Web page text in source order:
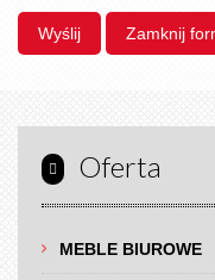
Wyślij Zamknij
Oferta
MEBLE BIUROWE